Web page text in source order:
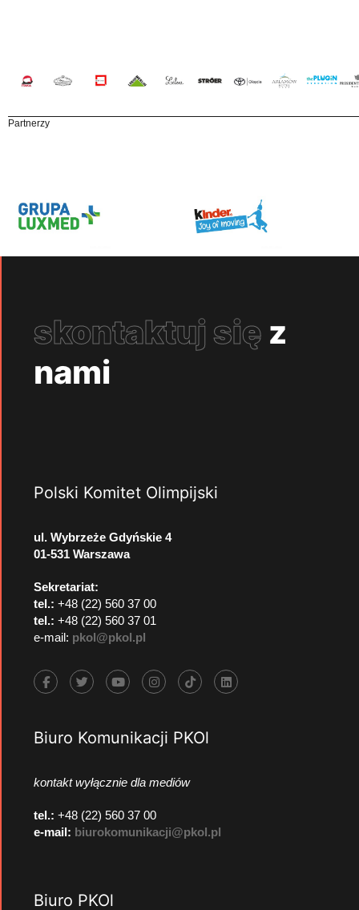
Partnerzy
skontaktuj się z
nami
Polski Komitet Olimpijski
ul. Wybrzeże Gdyńskie 4
01-531 Warszawa
Sekretariat:
tel.: +48 (22) 560 37 00
tel.: +48 (22) 560 37 01
e-mail: pkol@pkol.pl
Biuro Komunikacji PKOl
kontakt wyłącznie dla mediów
tel.: +48 (22) 560 37 00
e-mail: biurokomunikacji@pkol.pl
Biuro PKOl